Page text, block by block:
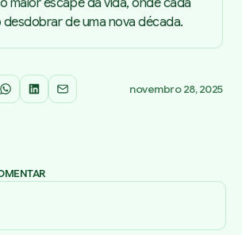
maior escape da vida, onde cada
de uma nova década.
WhatsApp
LinkedInEmail novembro 28, 2025